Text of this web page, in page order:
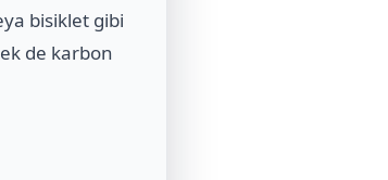
bisiklet gibi
de karbon